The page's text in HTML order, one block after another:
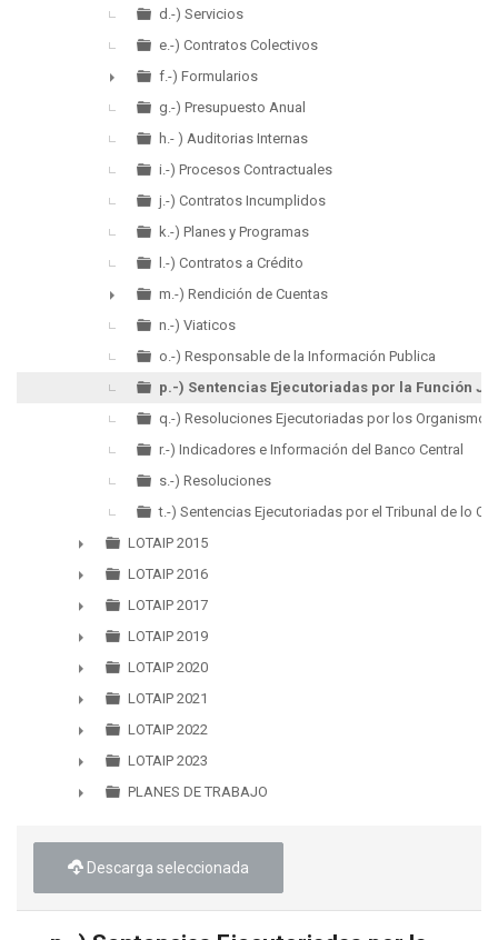
d.-) Servicios
e.-) Contratos Colectivos
►
f.-) Formularios
g.-) Presupuesto Anual
h.- ) Auditorias Internas
i.-) Procesos Contractuales
j.-) Contratos Incumplidos
k.-) Planes y Programas
l.-) Contratos a Crédito
►
m.-) Rendición de Cuentas
n.-) Viaticos
o.-) Responsable de la Información Publica
p.-) Sentencias Ejecutoriadas por la Función
q.-) Resoluciones Ejecutoriadas por los
r.-) Indicadores e Información del Banco Central
s.-) Resoluciones
t.-) Sentencias Ejecutoriadas por el Tribunal de lo
►
LOTAIP 2015
►
LOTAIP 2016
►
LOTAIP 2017
►
LOTAIP 2019
►
LOTAIP 2020
►
LOTAIP 2021
►
LOTAIP 2022
►
LOTAIP 2023
PLANES DE TRABAJO
Descarga seleccionada